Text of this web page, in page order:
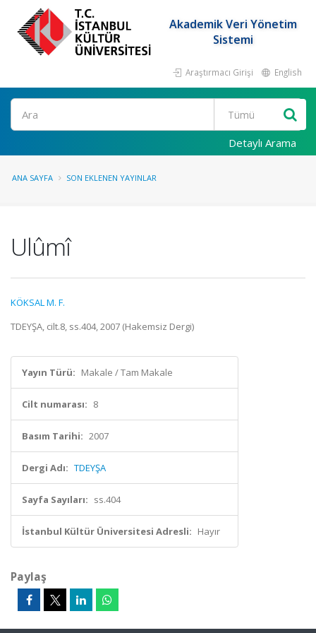
Akademik Veri Yönetim
Sistemi
Araştırmacı Girişi English
Ara
Detaylı Arama
ANA SAYFA SON EKLENEN YAYINLAR
Ulûmî
KÖKSAL M. F.
TDEYŞA, cilt.8, ss.404, 2007 (Hakemsiz Dergi)
Yayın Türü: Makale / Tam Makale
Cilt numarası: 8
Basım Tarihi: 2007
Dergi Adı: TDEYŞA
Sayfa Sayıları: ss.404
İstanbul Kültür Üniversitesi Adresli: Hayır
Paylaş